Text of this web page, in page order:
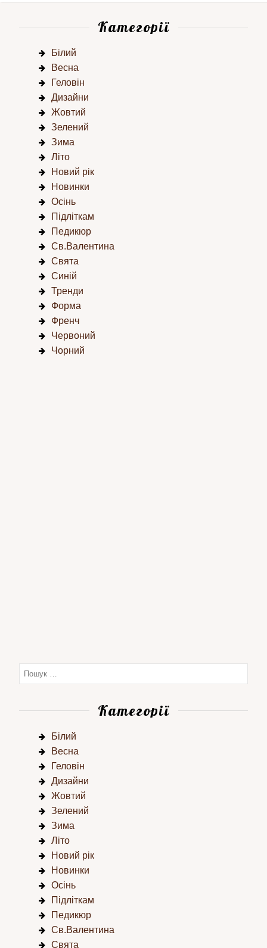
Категорії
Білий
Весна
Геловін
Дизайни
Жовтий
Зелений
Зима
Літо
Новий рік
Новинки
Осінь
Підліткам
Педикюр
Св.Валентина
Свята
Синій
Тренди
Форма
Френч
Червоний
Чорний
Категорії
Білий
Весна
Геловін
Дизайни
Жовтий
Зелений
Зима
Літо
Новий рік
Новинки
Осінь
Підліткам
Педикюр
Св.Валентина
Свята